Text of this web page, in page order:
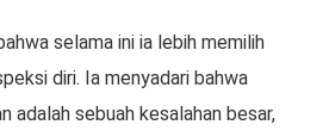
selama ini ia lebih memilih
diri. Ia menyadari bahwa
adalah sebuah kesalahan besar,